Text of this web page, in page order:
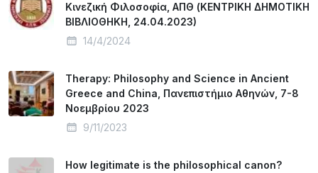
Κινεζική Φιλοσοφία, ΑΠΘ (ΚΕΝΤΡΙΚΗ ΔΗΜΟΤΙΚΗ
ΒΙΒΛΙΟΘΗΚΗ, 24.04.2023)
14/4/2024
Therapy: Philosophy and Science in Ancient
Greece and China, Πανεπιστήμιο Αθηνών, 7-8
Νοεμβρίου 2023
9/11/2023
How legitimate is the philosophical canon?